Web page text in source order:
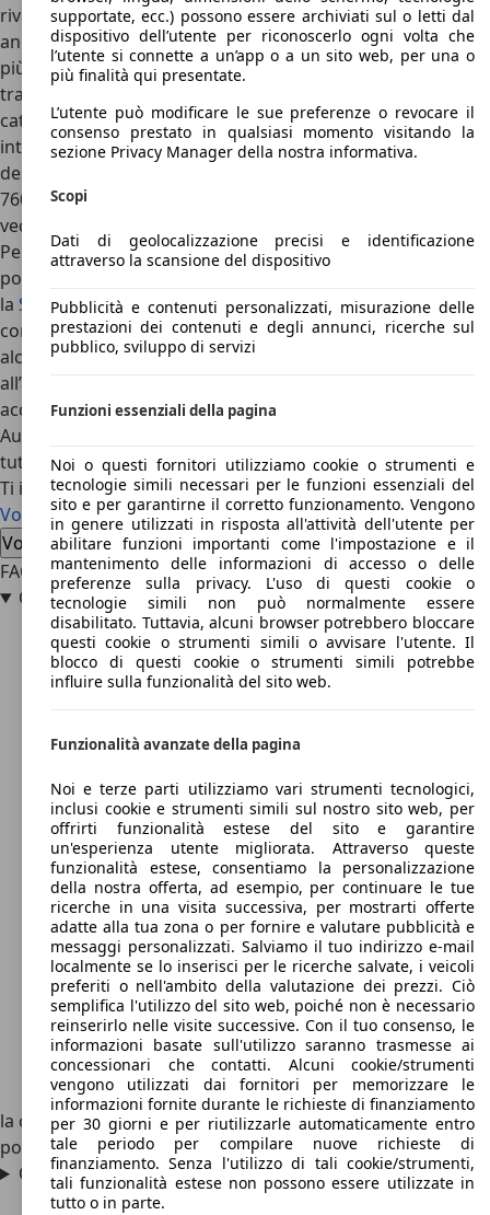
rivalutazione sul mercato. Ad oggi è possibile trovarla
anche a prezzi che sfondano i 10.000 euro per le versioni
più ricercate dai collezionisti. La base meccanica con
trazione posteriore, e l’affidabilità generale ai vertici della
categoria rendono la Volvo 760 un’auto davvero
interessante. Anche gli interni sono dei veri esempi di
design nordico: semplici e razionali. Nel complesso la Volvo
760 è davvero un’auto interessante, che probabilmente
vedrà il suo valore salire in futuro.
Per quanto riguarda le concorrenti della Volvo 760
possiamo citare L’
BMW Serie 5
la SAAB 9000. Tra tutte l’auto più simile è la SAAB che oltre a
condividere la “nazionalità” con la Volvo, condivide anche
alcune scelte progettuali votate alla versatilità,
all’abitabilità e al comfort di guida. Se desiderate
acquistare una Volvo 760 o una delle sue concorrenti su
AutoScout24 è possibile trovare numerose proposte che,
tuttavia, provengono in larga parte dal mercato tedesco.
Ti interessa la Volvo 760
Volvo 760 usataVolvo 760 nuova auto
Volvo 760 offerte concessionario
FAQ
Quanto costa la Volvo 760?
la cifra a cui era venduta la Volvo 760 era di 99.800 SEK che
potremmo oggi tradurre in circa 25.000 euro.
Quanto è grande la Volvo 760?
supportate, ecc.) possono essere archiviati sul o letti dal
dispositivo dell’utente per riconoscerlo ogni volta che
l’utente si connette a un’app o a un sito web, per una o
più finalità qui presentate.
L’utente può modificare le sue preferenze o revocare il
consenso prestato in qualsiasi momento visitando la
sezione Privacy Manager della nostra informativa.
Scopi
Dati di geolocalizzazione precisi e identificazione
attraverso la scansione del dispositivo
Pubblicità e contenuti personalizzati, misurazione delle
prestazioni dei contenuti e degli annunci, ricerche sul
pubblico, sviluppo di servizi
Funzioni essenziali della pagina
Noi o questi fornitori utilizziamo cookie o strumenti e
tecnologie simili necessari per le funzioni essenziali del
sito e per garantirne il corretto funzionamento. Vengono
in genere utilizzati in risposta all'attività dell'utente per
abilitare funzioni importanti come l'impostazione e il
mantenimento delle informazioni di accesso o delle
preferenze sulla privacy. L'uso di questi cookie o
tecnologie simili non può normalmente essere
disabilitato. Tuttavia, alcuni browser potrebbero bloccare
questi cookie o strumenti simili o avvisare l'utente. Il
blocco di questi cookie o strumenti simili potrebbe
influire sulla funzionalità del sito web.
Funzionalità avanzate della pagina
Noi e terze parti utilizziamo vari strumenti tecnologici,
inclusi cookie e strumenti simili sul nostro sito web, per
offrirti funzionalità estese del sito e garantire
un'esperienza utente migliorata. Attraverso queste
funzionalità estese, consentiamo la personalizzazione
della nostra offerta, ad esempio, per continuare le tue
ricerche in una visita successiva, per mostrarti offerte
adatte alla tua zona o per fornire e valutare pubblicità e
messaggi personalizzati. Salviamo il tuo indirizzo e-mail
localmente se lo inserisci per le ricerche salvate, i veicoli
preferiti o nell'ambito della valutazione dei prezzi. Ciò
semplifica l'utilizzo del sito web, poiché non è necessario
reinserirlo nelle visite successive. Con il tuo consenso, le
informazioni basate sull'utilizzo saranno trasmesse ai
concessionari che contatti. Alcuni cookie/strumenti
vengono utilizzati dai fornitori per memorizzare le
informazioni fornite durante le richieste di finanziamento
per 30 giorni e per riutilizzarle automaticamente entro
tale periodo per compilare nuove richieste di
finanziamento. Senza l'utilizzo di tali cookie/strumenti,
tali funzionalità estese non possono essere utilizzate in
tutto o in parte.